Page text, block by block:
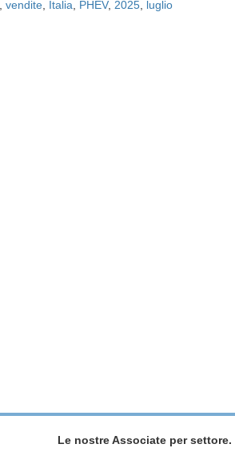
vendite Italia PHEV, 2025 luglio
Le nostre Associate per settore.